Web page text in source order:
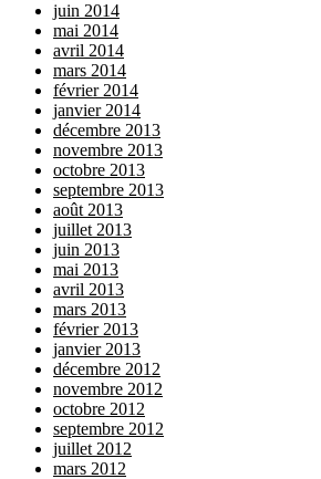
juin 2014
mai 2014
avril 2014
mars 2014
février 2014
janvier 2014
décembre 2013
novembre 2013
octobre 2013
septembre 2013
août 2013
juillet 2013
juin 2013
mai 2013
avril 2013
mars 2013
février 2013
janvier 2013
décembre 2012
novembre 2012
octobre 2012
septembre 2012
juillet 2012
mars 2012